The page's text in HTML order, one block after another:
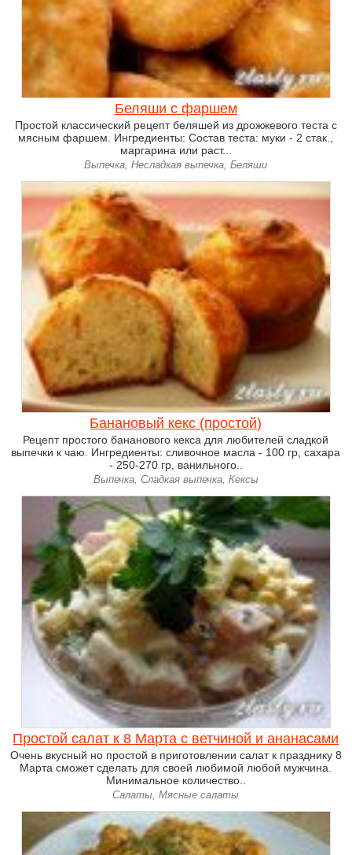
Беляши с фаршем
Простой классический рецепт беляшей из дрожжевого теста с
мясным фаршем. Ингредиенты: Состав теста: муки - 2 стак.,
маргарина или раст...
Выпечка, Несладкая выпечка, Беляши
Банановый кекс (простой)
Рецепт простого бананового кекса для любителей сладкой
выпечки к чаю. Ингредиенты: сливочное масла - 100 гр, сахара
- 250-270 гр, ванильного..
Выпечка, Сладкая выпечка, Кексы
Простой салат к 8 Марта с ветчиной и ананасами
Очень вкусный но простой в приготовлении салат к празднику 8
Марта сможет сделать для своей любимой любой мужчина.
Минимальное количество..
Салаты, Мясные салаты